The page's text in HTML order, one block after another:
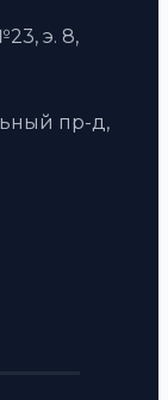
э. 8,
пр-д,